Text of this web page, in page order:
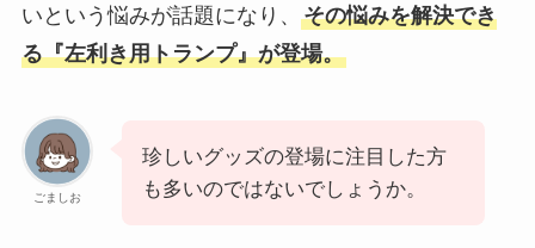
いという悩みが話題になり、 その悩みを解決でき
る『左利き用トランプ』が登場。
ごましお
珍しいグッズの登場に注目した方
も多いのではないでしょうか。